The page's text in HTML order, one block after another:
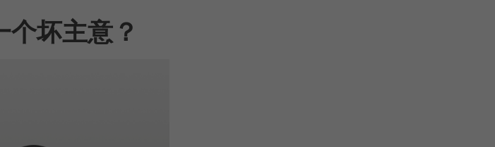
坏主意？